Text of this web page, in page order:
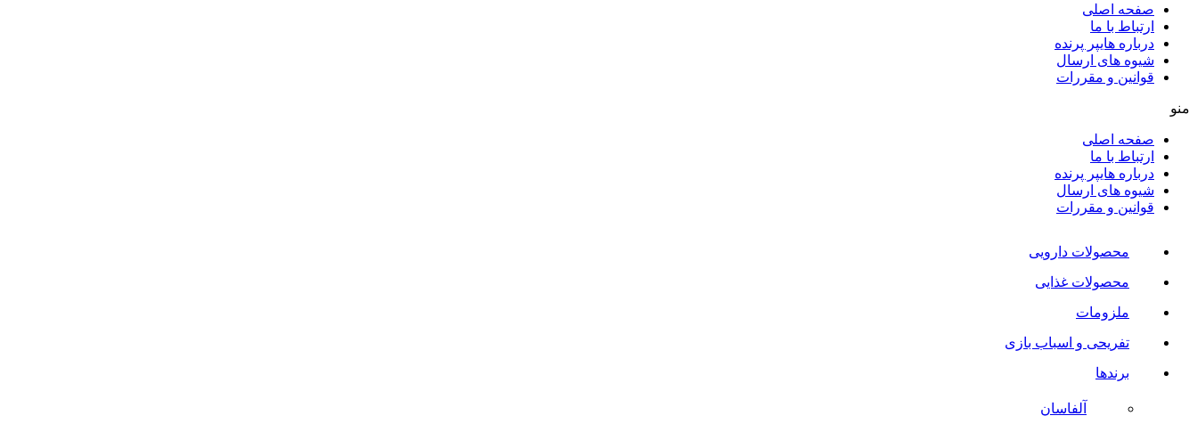
صفحه اصلی
ارتباط با ما
درباره هایپر پرنده
شیوه های ارسال
قوانین و مقررات
منو
صفحه اصلی
ارتباط با ما
درباره هایپر پرنده
شیوه های ارسال
قوانین و مقررات
محصولات دارویی
محصولات غذایی
ملزومات
تفریحی و اسباب بازی
برندها
آلفاسان